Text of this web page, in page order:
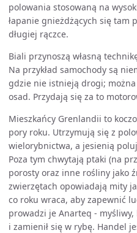
polowania stosowaną na
łapanie gnieżdżących się tam
długiej rączce.
Biali przynoszą własną
Na przykład samochody są
gdzie nie istnieją drogi;
osad. Przydają się za to
Mieszkańcy Grenlandii to
pory roku. Utrzymują się z
wielorybnictwa, a jesienią
Poza tym chwytają ptaki (na
porosty oraz inne rośliny jako
zwierzętach opowiadają mity
co roku wraca, aby zapewnić
prowadzi je Anarteq -
i zamienił się w rybę. Handel